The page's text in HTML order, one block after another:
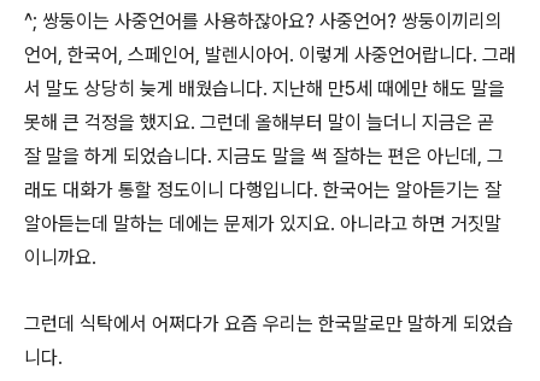
^; 쌍둥이는 사중언어를 사용하잖아요? 사중언어? 쌍둥이끼리의
언어, 한국어, 스페인어, 발렌시아어. 이렇게 사중언어랍니다. 그래
서 말도 상당히 늦게 배웠습니다. 지난해 만5세 때에만 해도 말을
못해 큰 걱정을 했지요. 그런데 올해부터 말이 늘더니 지금은 곧
잘 말을 하게 되었습니다. 지금도 말을 썩 잘하는 편은 아닌데, 그
래도 대화가 통할 정도이니 다행입니다. 한국어는 알아듣기는 잘
알아듣는데 말하는 데에는 문제가 있지요. 아니라고 하면 거짓말
이니까요.
그런데 식탁에서 어쩌다가 요즘 우리는 한국말로만 말하게 되었습
니다.